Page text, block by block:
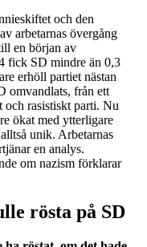
och den
arbetarnas övergång
en början av
fick SD mindre än 0,3
erhöll partiet nästan
omvandlats, från ett
rasistiskt parti. Nu
ökat med ytterligare
unik. Arbetarnas
en analys.
om nazism förklarar
rösta på SD